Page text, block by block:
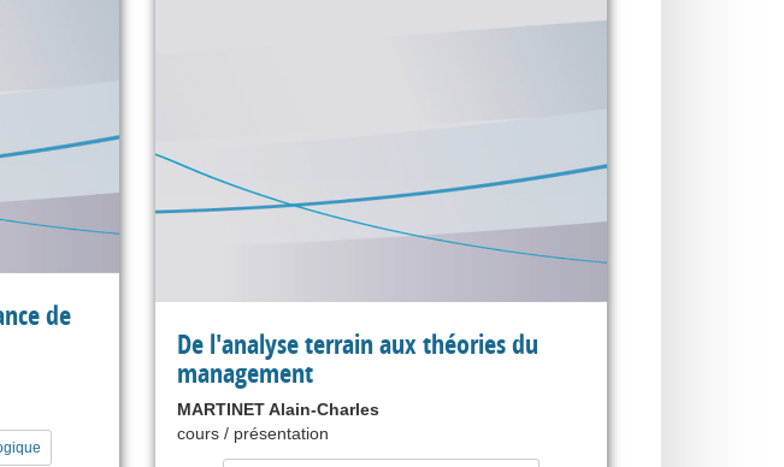
de
De l'analyse terrain aux théories du
management
MARTINET Alain-Charles
cours / présentation